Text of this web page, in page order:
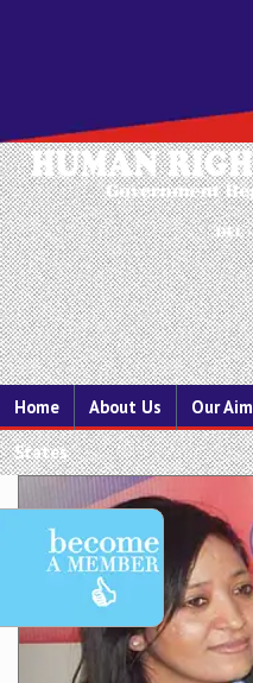
Home About Us Our Aim
States
Previous